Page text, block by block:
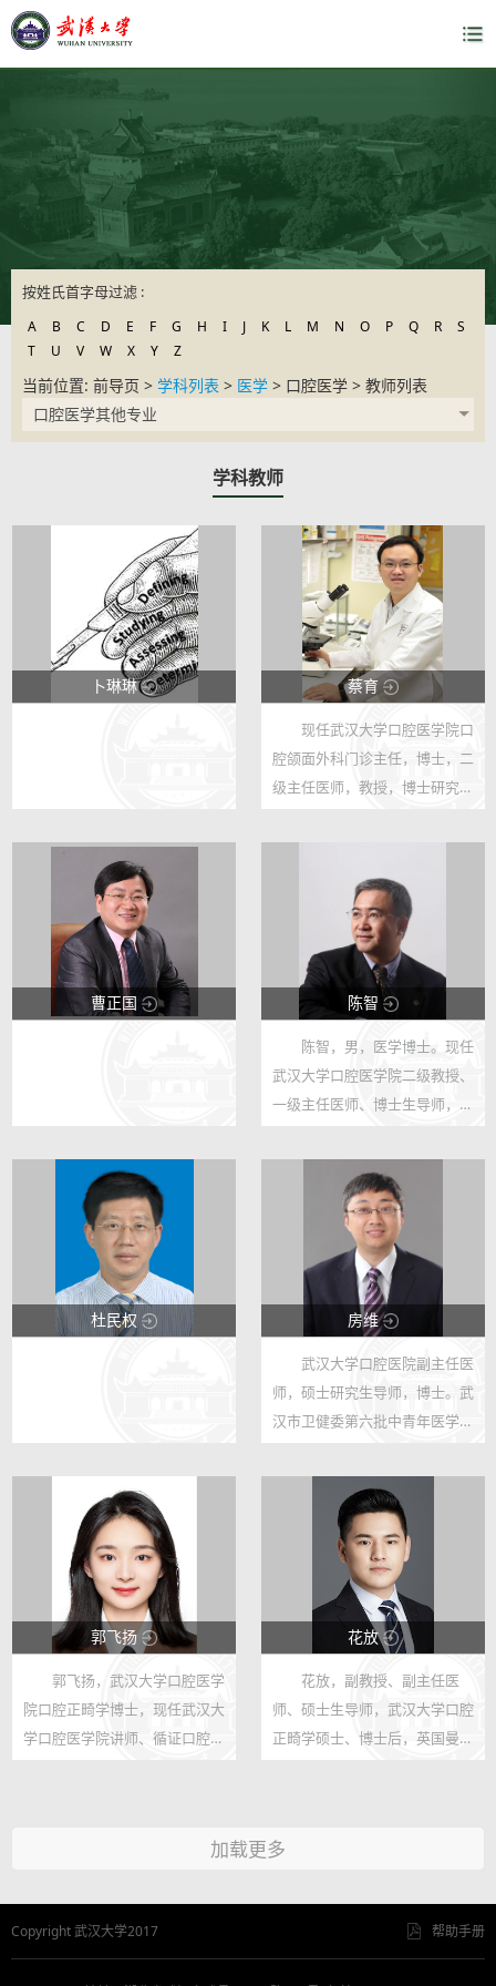
按姓氏首字母过滤 :
A B C D E F G H I J K L M N O P Q R
S
T
U V W X Y Z
当前位置: 前导页 > 学科列表 > 医学 > 口腔医学 > 教师列表
口腔医学其他专业
学科教师
卜琳琳 蔡育
19115
22
现任武汉大学口腔医学院口
腔颌面外科门诊主任，博士，二
级主任医师，教授，博士研究生
Anderson Cancer Center头颈
外科访问学者，武汉市中青年医
学骨干人才，2024年入选武汉
英才计划，20...
曹正国 陈智
46457
77
陈智，男，医学博士。现任
武汉大学口腔医学院二级教授、
一级主任医师、博士生导师，武
口腔医学会第五、六届常务理
事，牙体牙髓病专委会副主任委
员，口腔美学专委会第一届副主
杜民权 房维
27195
22
武汉大学口腔医院副主任医
师，硕士研究生导师，博士。武
汉市卫健委第六批中青年医学骨
及合学专业委员秘书。 中华口
腔医学会第一届口腔医学科研管
理分会青年委员，中华口腔医学
郭飞扬
3157
郭飞扬，武汉大学口腔医学
院口腔正畸学博士，现任武汉大
学口腔医学院讲师、循证口腔医
研究浪费、报告质量与报告偏
花放
29533
133
花放，副教授、副主任医
师、硕士生导师，武汉大学口腔
正畸学硕士、博士后，英国曼彻
医学骨干人才、首届中华口腔医
加载更多
Copyright 武汉大学2017 帮助手册